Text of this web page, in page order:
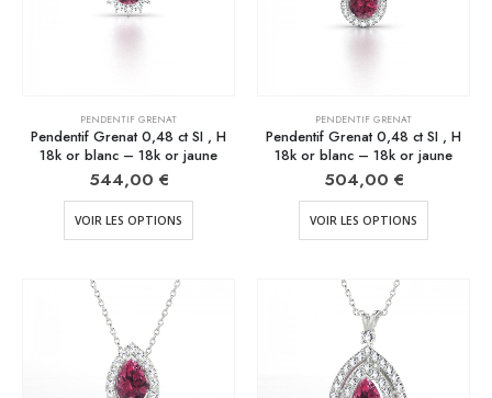
PENDENTIF GRENAT
Pendentif Grenat 0,48 ct SI , H
18k or blanc – 18k or jaune
544,00 €
VOIR LES OPTIONS
PENDENTIF GRENAT
Pendentif Grenat 0,48 ct SI , H
18k or blanc – 18k or jaune
504,00 €
VOIR LES OPTIONS